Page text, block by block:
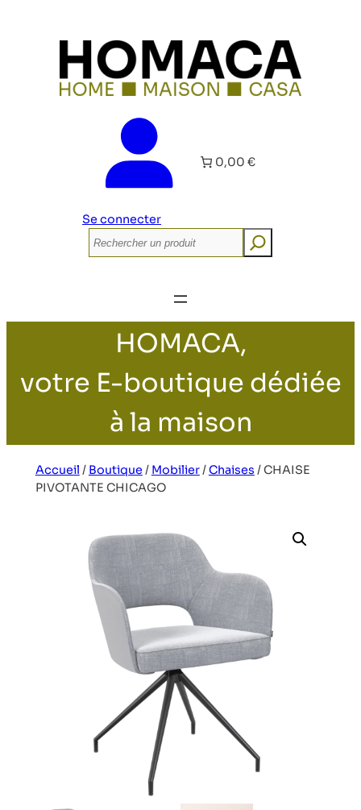
Se connecter
0,00 €
HOMACA,
votre E-boutique dédiée
à la maison
Accueil / Boutique/ Mobilier/Chaises /CHAISE
PIVOTANTE CHICAGO